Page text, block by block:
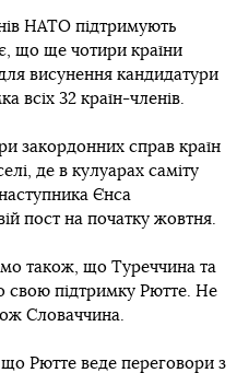
НАТО підтримують
що ще чотири країни
висунення кандидатури
всіх 32 країн-членів.
закордонних справ країн
де в кулуарах саміту
Єнса
пост на початку жовтня.
також, що Туреччина та
свою підтримку Рютте. Не
Словаччина.
Рютте веде переговори з